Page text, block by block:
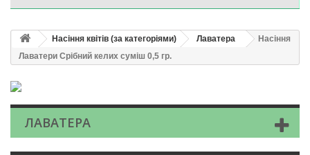
Насіння квітів (за категоріями) Лаватера
Насіння
Лаватери Срібний келих суміш 0,5 гр.
ЛАВАТЕРА